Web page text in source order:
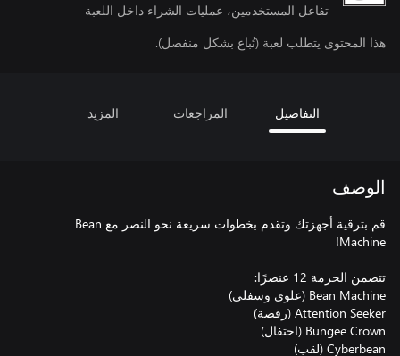
تفاعل المستخدمين، عمليات الشراء داخل اللعبة
هذا المحتوى يتطلب لعبة (تُباع بشكل منفصل).
التفاصيل المراجعات المزيد
الوصف
قم بترقية أجهزتك وتقدم بخطوات سريعة نحو النصر مع Bean